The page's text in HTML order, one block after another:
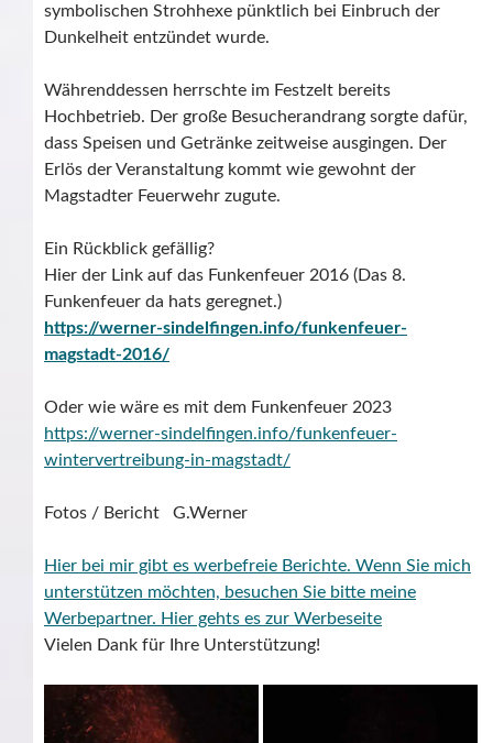
symbolischen Strohhexe pünktlich bei Einbruch der
Dunkelheit entzündet wurde.
Währenddessen herrschte im Festzelt bereits
Hochbetrieb. Der große Besucherandrang sorgte dafür,
dass Speisen und Getränke zeitweise ausgingen. Der
Erlös der Veranstaltung kommt wie gewohnt der
Magstadter Feuerwehr zugute.
Ein Rückblick gefällig?
Hier der Link auf das Funkenfeuer 2016 (Das 8.
Funkenfeuer da hats geregnet.)
https://werner-sindelfingen.info/funkenfeuer-
magstadt-2016/
Oder wie wäre es mit dem Funkenfeuer 2023
https://werner-sindelfingen.info/funkenfeuer-
wintervertreibung-in-magstadt/
Fotos / Bericht G.Werner
Hier bei mir gibt es werbefreie Berichte. Wenn Sie mich
unterstützen möchten, besuchen Sie bitte meine
Werbepartner. Hier gehts es zur Werbeseite
Vielen Dank für Ihre Unterstützung!